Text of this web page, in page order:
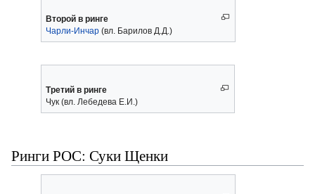
Второй в ринге
Чарли-Инчар (вл. Барилов Д.Д.)
Третий в ринге
Чук (вл. Лебедева Е.И.)
Ринги РОС: Суки Щенки